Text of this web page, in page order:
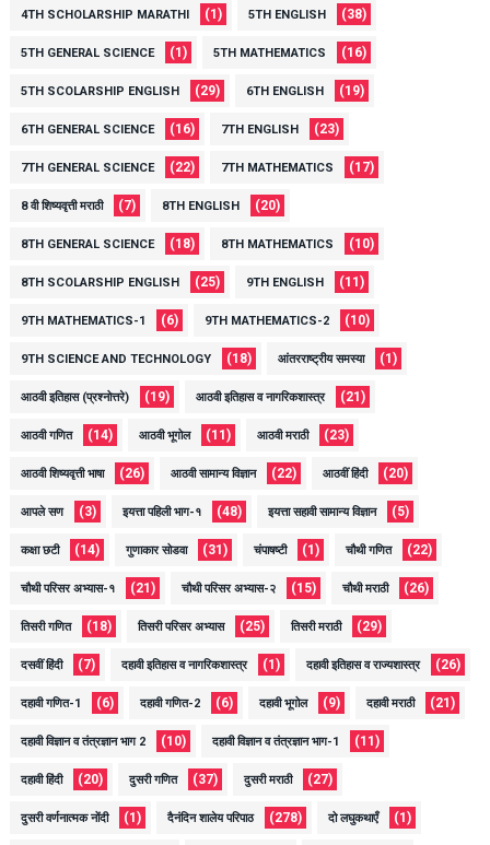
4TH SCHOLARSHIP MARATHI (1) 5TH ENGLISH (38)
5TH GENERAL SCIENCE (1) 5TH MATHEMATICS (16)
5TH SCOLARSHIP ENGLISH (29) 6TH ENGLISH (19)
6TH GENERAL SCIENCE (16) 7TH ENGLISH (23)
7TH GENERAL SCIENCE (22) 7TH MATHEMATICS (17)
8 वी शिष्यवृत्ती मराठी (7) 8TH ENGLISH (20)
8TH GENERAL SCIENCE (18) 8TH MATHEMATICS (10)
8TH SCOLARSHIP ENGLISH (25) 9TH ENGLISH (11)
9TH MATHEMATICS-1 (6) 9TH MATHEMATICS-2 (10)
9TH SCIENCE AND TECHNOLOGY (18) आंतरराष्ट्रीय समस्या (1)
आठवी इतिहास (प्रश्नोत्तरे) (19) आठवी इतिहास व नागरिकशास्त्र (21)
आठवी गणित (14) आठवी भूगोल (11) आठवी मराठी (23)
आठवी शिष्यवृत्ती भाषा (26) आठवी सामान्य विज्ञान (22) आठवीं हिंदी (20)
आपले सण (3) इयत्ता पहिली भाग-१ (48) इयत्ता सहावी सामान्य विज्ञान (5)
कक्षा छटी (14) गुणाकार सोडवा (31) चंपाषष्टी (1) चौथी गणित (22)
चौथी परिसर अभ्यास-१ (21) चौथी परिसर अभ्यास-२ (15) चौथी मराठी (26)
तिसरी गणित (18) तिसरी परिसर अभ्यास (25) तिसरी मराठी (29)
दसवीं हिंदी (7) दहावी इतिहास व नागरिकशास्त्र (1) दहावी इतिहास व राज्यशास्त्र (26)
दहावी गणित-1 (6) दहावी गणित-2 (6) दहावी भूगोल (9) दहावी मराठी (21)
दहावी विज्ञान व तंत्रज्ञान भाग 2 (10) दहावी विज्ञान व तंत्रज्ञान भाग-1 (11)
दहावी हिंदी (20) दुसरी गणित (37) दुसरी मराठी (27)
दुसरी वर्णनात्मक नोंदी (1) दैनंदिन शालेय परिपाठ (278) दो लघुकथाएँ (1)